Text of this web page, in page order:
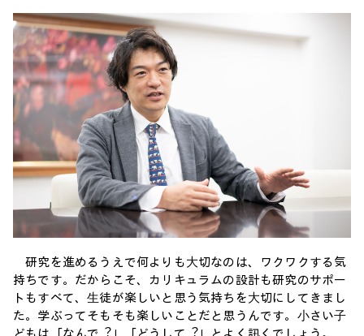
研究を進めるうえで何よりも⼤切なのは、ワクワクする気
持ちです。だからこそ、カリキュラムの設計も研究のサポー
トもすべて、⽣徒が楽しいと思う気持ちを⼤切にしてきまし
た。学ぶってそもそも楽しいことだと思うんです。⼩さい⼦